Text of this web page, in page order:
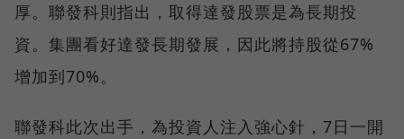
厚。聯發科則指出，取得達發股票是為長期投
資。集團看好達發長期發展，因此將持股從67%
增加到70%。
聯發科此次出手，為投資人注入強心針，7日一開